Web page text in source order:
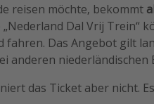
reisen möchte, bekommt
Dal Vrij Trein“
fahren. Das Angebot gilt
anderen
das Ticket aber nicht.